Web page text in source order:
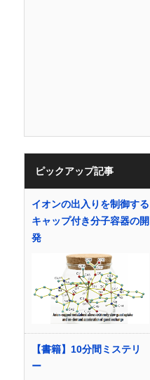
ピックアップ記事
イオンの出入りを制御する
キャップ付き分子容器の開
発
【書籍】10分間ミステリ
ー